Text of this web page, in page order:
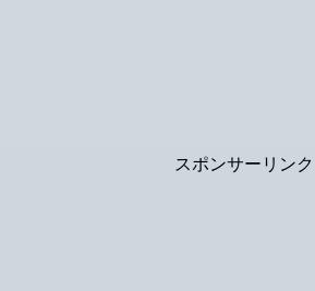
スポンサーリンク